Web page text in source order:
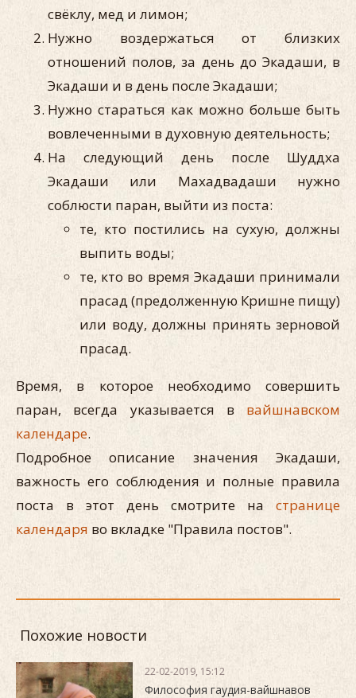
свёклу, мед и лимон;
Нужно воздержаться от близких
отношений полов, за день до Экадаши, в
Экадаши и в день после Экадаши;
Нужно стараться как можно больше быть
вовлеченными в духовную деятельность;
На следующий день после Шуддха
Экадаши или Махадвадаши нужно
соблюсти паран, выйти из поста:
те, кто постились на сухую, должны
выпить воды;
те, кто во время Экадаши принимали
прасад (предолженную Кришне пищу)
или воду, должны принять зерновой
прасад.
Время, в которое необходимо совершить
паран, всегда указывается в вайшнавском
календаре.
Подробное описание значения Экадаши,
важность его соблюдения и полные правила
поста в этот день смотрите на странице
календаря во вкладке "Правила постов".
Похожие новости
22-02-2019, 15:12
Философия гаудия-вайшнавов